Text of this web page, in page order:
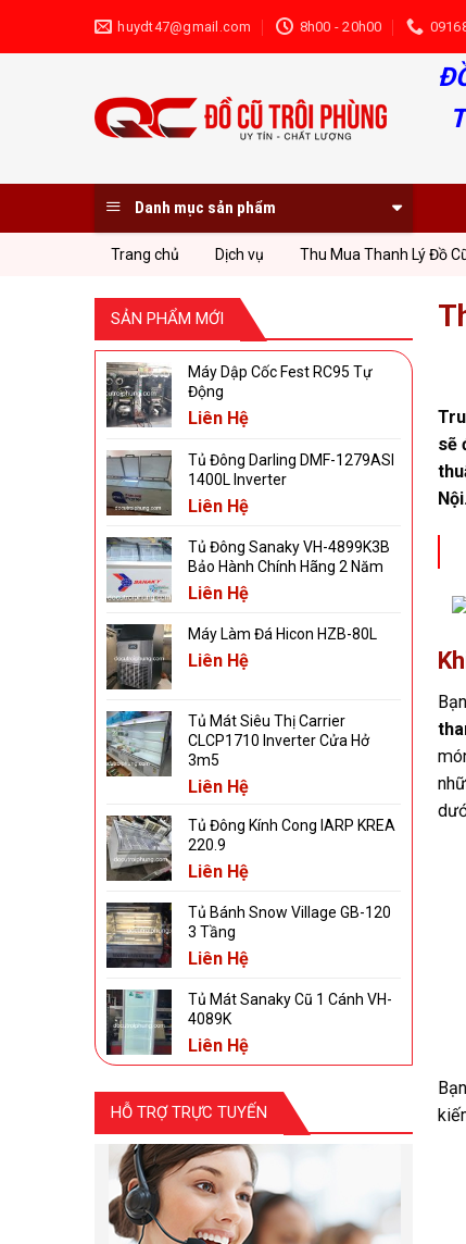
huydt47@gmail.com 8h00 - 20h00
Danh mục sản phẩm
Trang chủ Dịch vụ Thu Mua Thanh Lý Đồ
SẢN PHẨM MỚI
Máy Dập Cốc Fest RC95 Tự
Động
Liên Hệ
Tủ Đông Darling DMF-1279ASI
1400L Inverter
Liên Hệ
Tủ Đông Sanaky VH-4899K3B
Bảo Hành Chính Hãng 2 Năm
Liên Hệ
Máy Làm Đá Hicon HZB-80L
Liên Hệ
Tủ Mát Siêu Thị Carrier
CLCP1710 Inverter Cửa Hở
3m5
Liên Hệ
Tủ Đông Kính Cong IARP KREA
220.9
Liên Hệ
Tủ Bánh Snow Village GB-120
3 Tầng
Liên Hệ
Tủ Mát Sanaky Cũ 1 Cánh VH-
4089K
Liên Hệ
HỖ TRỢ TRỰC TUYẾN
sẽ